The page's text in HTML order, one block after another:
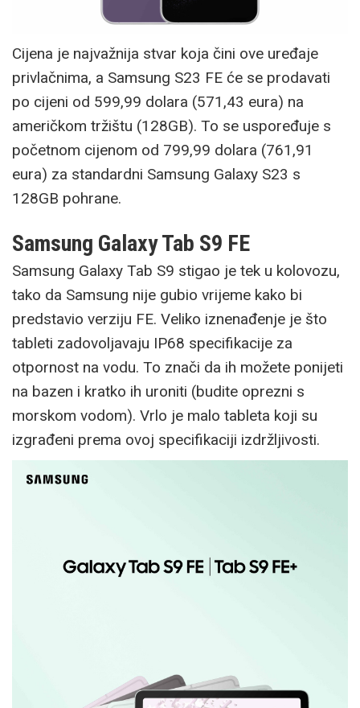
Cijena je najvažnija stvar koja čini ove uređaje
privlačnima, a Samsung S23 FE će se prodavati
po cijeni od 599,99 dolara (571,43 eura) na
američkom tržištu (128GB). To se uspoređuje s
početnom cijenom od 799,99 dolara (761,91
eura) za standardni Samsung Galaxy S23 s
128GB pohrane.
Samsung Galaxy Tab S9 FE
Samsung Galaxy Tab S9 stigao je tek u kolovozu,
tako da Samsung nije gubio vrijeme kako bi
predstavio verziju FE. Veliko iznenađenje je što
tableti zadovoljavaju IP68 specifikacije za
otpornost na vodu. To znači da ih možete ponijeti
na bazen i kratko ih uroniti (budite oprezni s
morskom vodom). Vrlo je malo tableta koji su
izgrađeni prema ovoj specifikaciji izdržljivosti.